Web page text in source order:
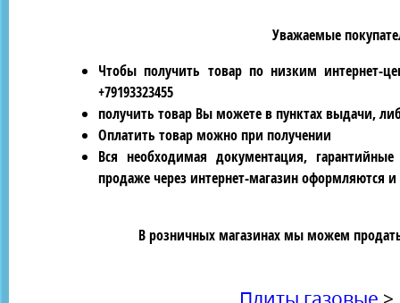
Уважаемые
Чтобы получить товар по низким интернет-
+79193323455
получить товар Вы можете в пунктах выдачи,
Оплатить товар можно при получении
Вся необходимая документация,
продаже через интернет-магазин оформляются
В розничных магазинах мы можем